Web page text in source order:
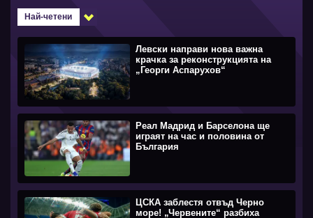
Най-четени
Левски направи нова важна
крачка за реконструкцията на
„Георги Аспарухов“
Реал Мадрид и Барселона ще
играят на час и половина от
България
ЦСКА заблестя отвъд Черно
море! „Червените“ разбиха